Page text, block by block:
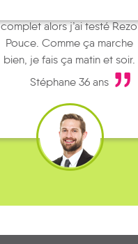
complet alors j’ai testé Rezo
Pouce. Comme ça marche
bien, je fais ça matin et soir.
Stéphane 36 ans